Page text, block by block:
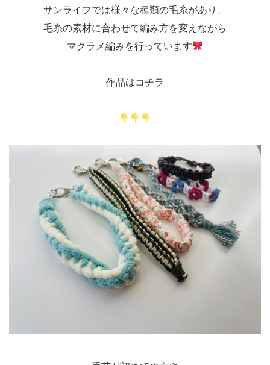
サンライフでは様々な種類の毛糸があり、
毛糸の素材に合わせて編み方を変えながら
マクラメ編みを行っています
作品はコチラ